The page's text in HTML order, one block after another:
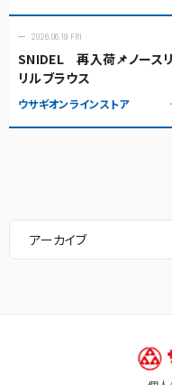
2026.06.19 FRI
SNIDEL 再入荷📌ノース
リルブラウス
ウサギオンラインストア
アーカイブ